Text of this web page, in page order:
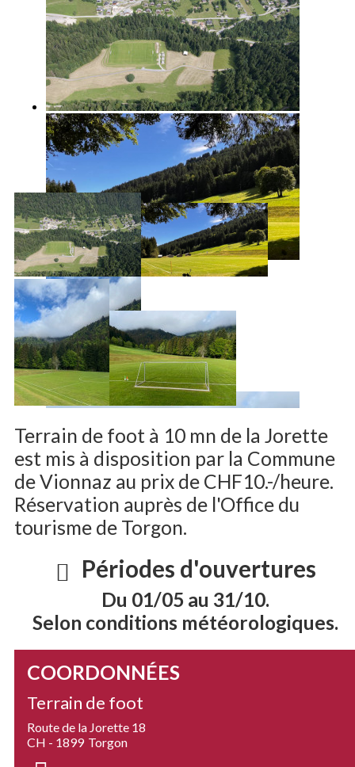
Terrain de foot à 10 mn de la Jorette
est mis à disposition par la Commune
de Vionnaz au prix de CHF10.-/heure.
Réservation auprès de l'Office du
tourisme de Torgon.
Périodes d'ouvertures
Du 01/05 au 31/10.
Selon conditions météorologiques.
COORDONNÉES
Terrain de foot
Route de la Jorette 18
CH - 1899 Torgon